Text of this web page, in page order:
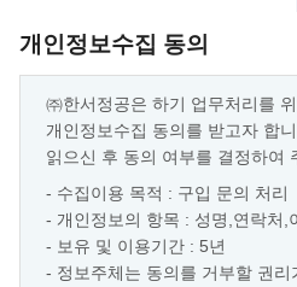
개인정보수집 동의
㈜한서정공은 하기 업무처리를
개인정보수집 동의를 받고자 합
읽으신 후 동의 여부를 결정하여
- 수집이용 목적 : 구입 문의 처리
- 개인정보의 항목 : 성명,연락처,
- 보유 및 이용기간 : 5년
- 정보주체는 동의를 거부할 권